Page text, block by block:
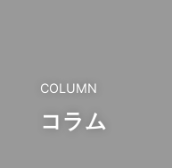
COLUMN
コラム